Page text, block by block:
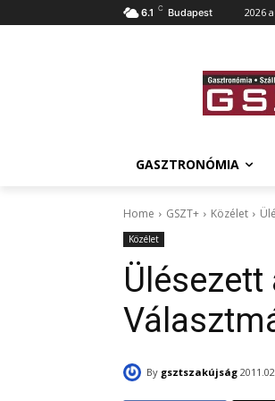
6.1 C Budapest 2026
GASZTRONÓMIA
Home GSZT+ Közélet
Közélet
By gsztszakújság